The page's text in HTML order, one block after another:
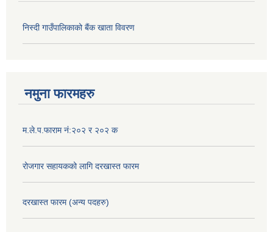
निस्दी गाउँपालिकाको बैंक खाता विवरण
नमुना फारमहरु
म.ले.प.फाराम नं:२०२ र २०२ क
रोजगार सहायकको लागि दरखास्त फारम
दरखास्त फारम (अन्य पदहरु)